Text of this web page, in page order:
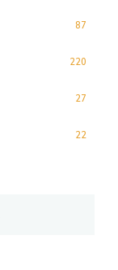
87
220
27
22